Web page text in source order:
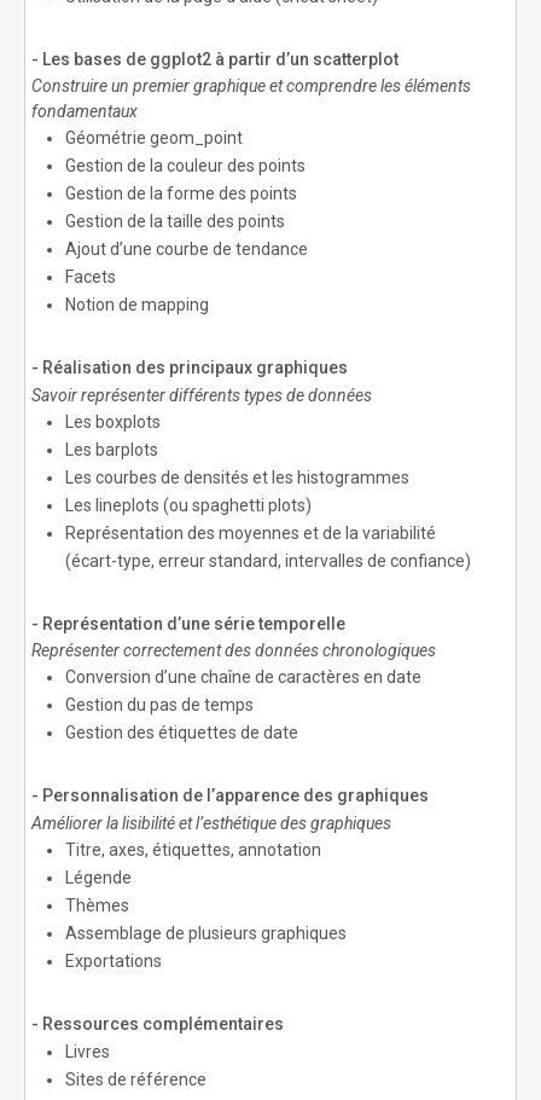
- Les bases de ggplot2 à partir d’un scatterplot
Construire un premier graphique et comprendre les éléments
fondamentaux
Géométrie geom_point
Gestion de la couleur des points
Gestion de la forme des points
Gestion de la taille des points
Ajout d’une courbe de tendance
Facets
Notion de mapping
- Réalisation des principaux graphiques
Savoir représenter différents types de données
Les boxplots
Les barplots
Les courbes de densités et les histogrammes
Les lineplots (ou spaghetti plots)
Représentation des moyennes et de la variabilité
(écart-type, erreur standard, intervalles de confiance)
- Représentation d’une série temporelle
Représenter correctement des données chronologiques
Conversion d’une chaîne de caractères en date
Gestion du pas de temps
Gestion des étiquettes de date
- Personnalisation de l’apparence des graphiques
Améliorer la lisibilité et l’esthétique des graphiques
Titre, axes, étiquettes, annotation
Légende
Thèmes
Assemblage de plusieurs graphiques
Exportations
- Ressources complémentaires
Livres
Sites de référence